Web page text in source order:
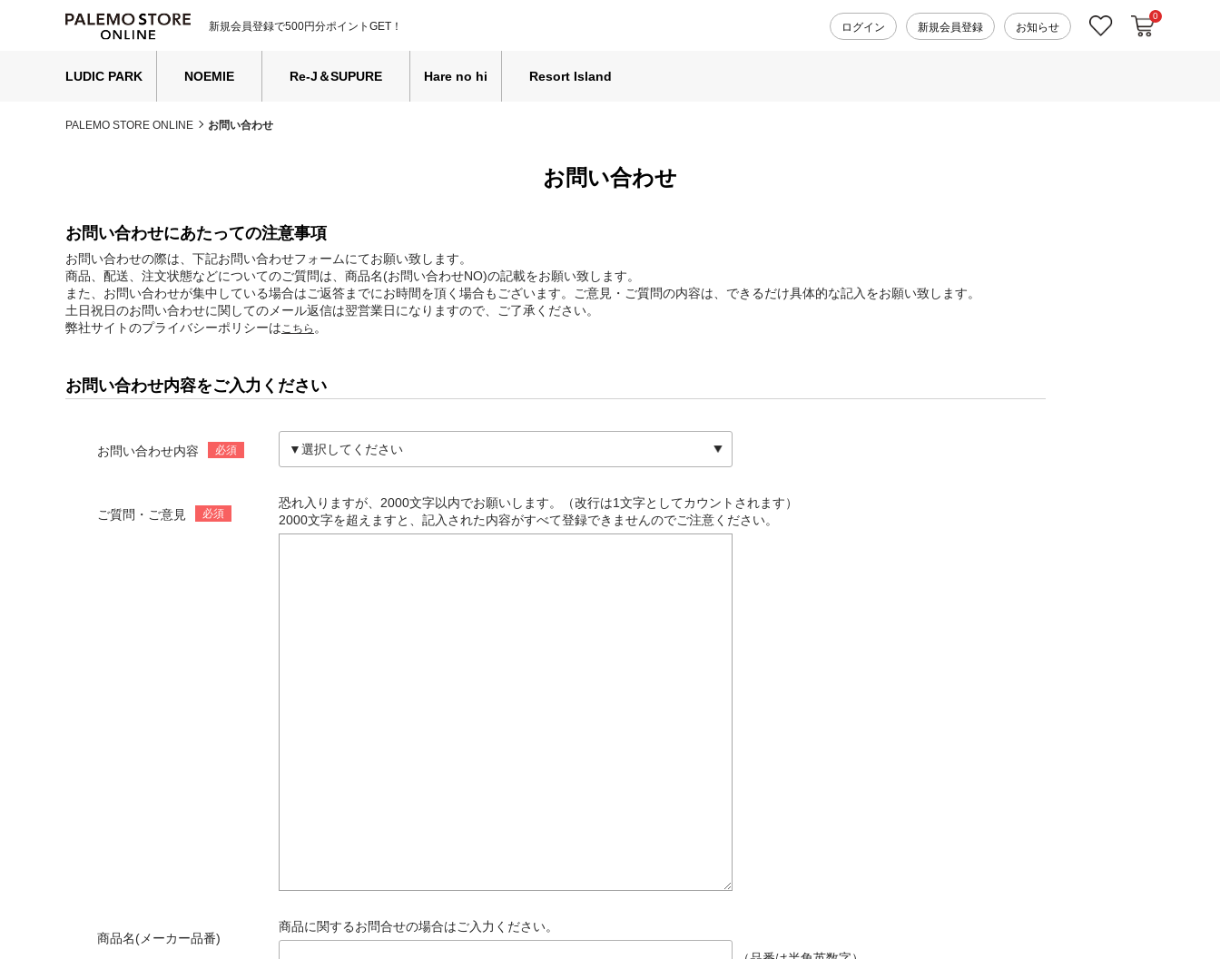
新規会員登録で500円分ポイントGET！ ログイン 新規会員登録 お知らせ お気に入りカートに入
0
LUDIC PARK NOEMIE Re-J＆SUPURE Hare no hi Resort Island
PALEMO STORE ONLINE お問い合わせ
お問い合わせ
お問い合わせにあたっての注意事項
お問い合わせの際は、下記お問い合わせフォームにてお願い致します。
商品、配送、注文状態などについてのご質問は、商品名(お問い合わせNO)の記載をお願い致します。
また、お問い合わせが集中している場合はご返答までにお時間を頂く場合もございます。ご意見・ご質問の内容は、できるだけ具体的な記入をお願い致します。
土日祝日のお問い合わせに関してのメール返信は翌営業日になりますので、ご了承ください。
弊社サイトのプライバシーポリシーはこちら 。
お問い合わせ内容をご入力ください
お問い合わせ内容 必須
ご質問・ご意見 必須
恐れ入りますが、2000文字以内でお願いします。（改行は1文字としてカウントされます）
2000文字を超えますと、記入された内容がすべて登録できませんのでご注意ください。
商品名(メーカー品番)
商品に関するお問合せの場合はご入力ください。